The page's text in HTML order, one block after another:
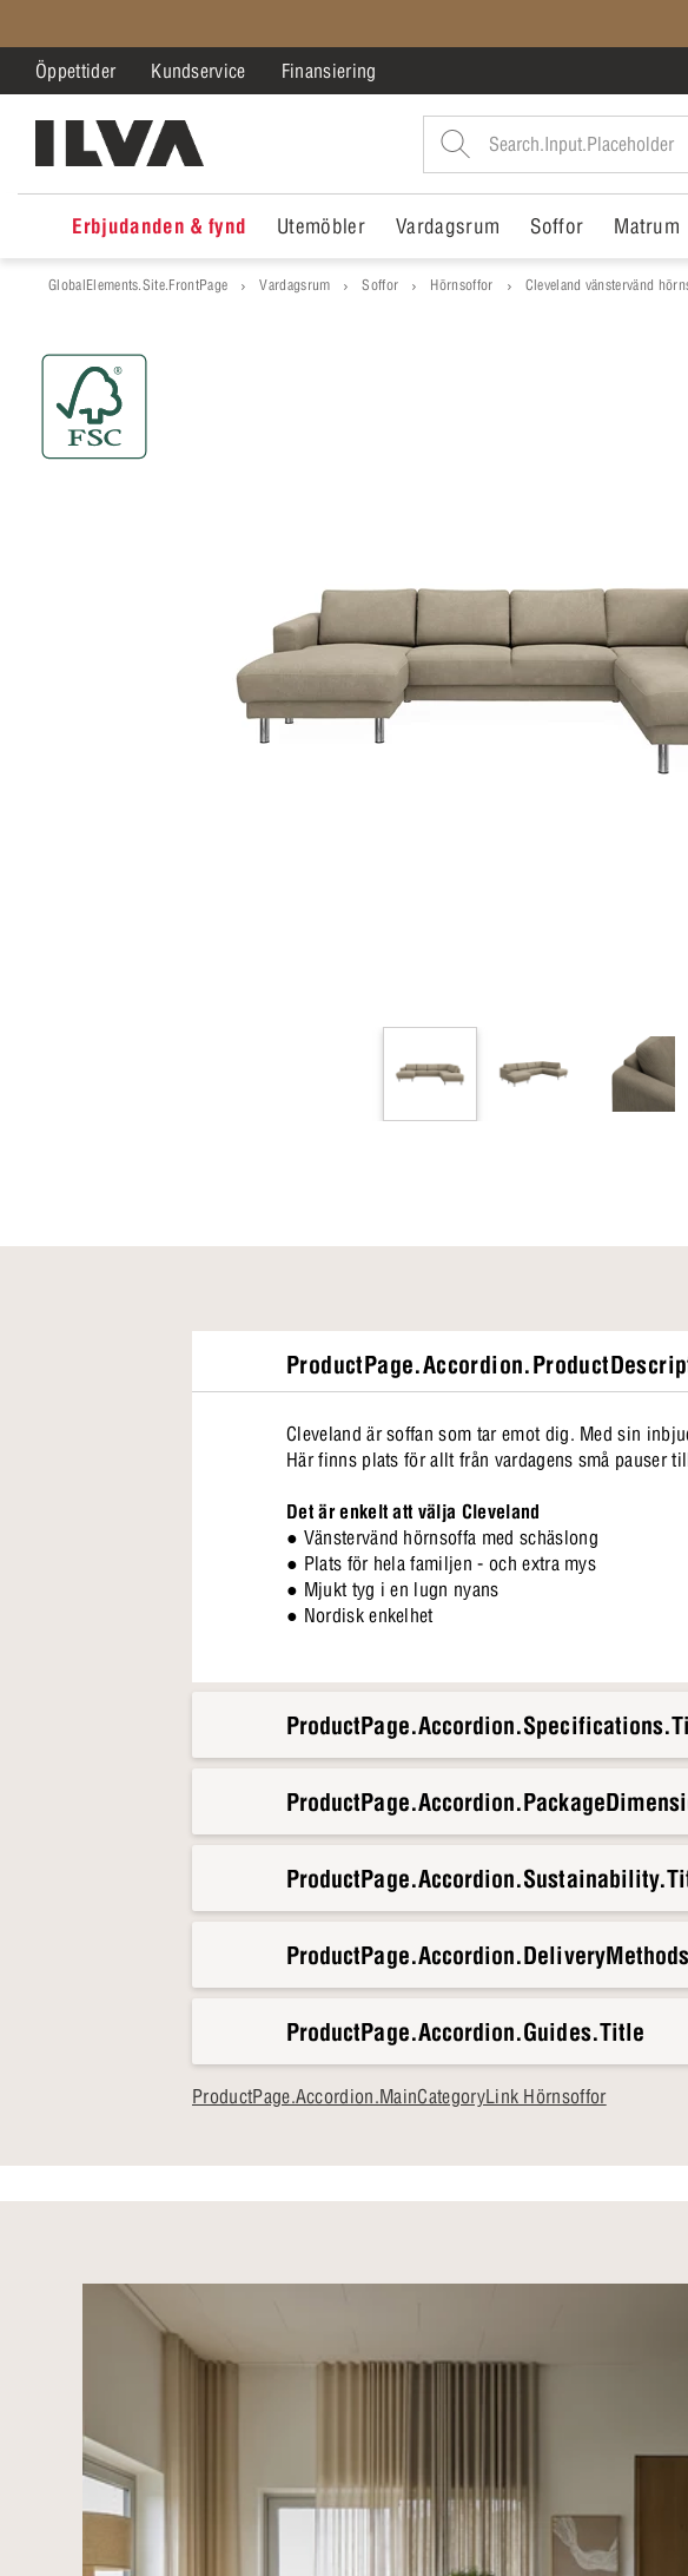
Öppettider Kundservice Finansiering
Erbjudanden & fynd Utemöbler Vardagsrum Soffor Matrum
GlobalElements.Site.FrontPage Vardagsrum Soffor Hörnsoffor Cleveland vänstervänd
Cleveland är soffan som tar emot dig. Med sin
Här finns plats för allt från vardagens små pauser
Det är enkelt att välja Cleveland
● Vänstervänd hörnsoffa med schäslong
● Plats för hela familjen - och extra mys
● Mjukt tyg i en lugn nyans
● Nordisk enkelhet
ProductPage.Accordion.Guides.Title
ProductPage.Accordion.MainCategoryLink Hörnsoffor